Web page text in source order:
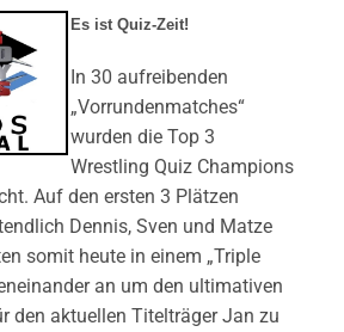
Es ist Quiz-Zeit!
In 30 aufreibenden
„Vorrundenmatches“
wurden die Top 3
Wrestling Quiz Champions
Auf den ersten 3 Plätzen
Dennis, Sven und Matze
somit heute in einem „Triple
an um den ultimativen
den aktuellen Titelträger Jan zu